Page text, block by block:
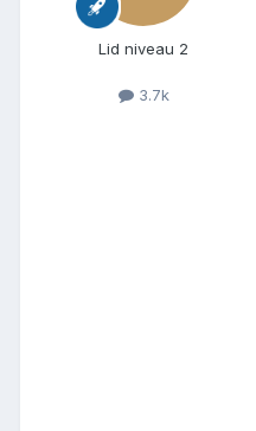
Lid niveau 2
3.7k